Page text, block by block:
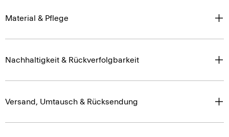
Material & Pflege
Nachhaltigkeit & Rückverfolgbarkeit
Versand, Umtausch & Rücksendung